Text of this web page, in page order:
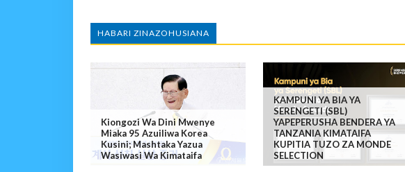
HABARI ZINAZOHUSIANA
Kiongozi Wa Dini Mwenye
Miaka 95 Azuiliwa Korea
Kusini; Mashtaka Yazua
Wasiwasi Wa Kimataifa
KAMPUNI YA BIA YA
SERENGETI (SBL)
YAPEPERUSHA BENDERA YA
TANZANIA KIMATAIFA
KUPITIA TUZO ZA MONDE
SELECTION